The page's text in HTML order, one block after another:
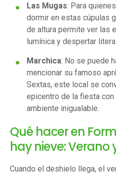
Las Mugas: Para
dormir en estas cúpulas
de altura permite ver las
lumínica y despertar
Marchica: No se puede
mencionar su famoso
Sextas, este local se
epicentro de la fiesta
ambiente inigualable.
Qué hacer en
hay nieve: Verano
Cuando el deshielo llega, el